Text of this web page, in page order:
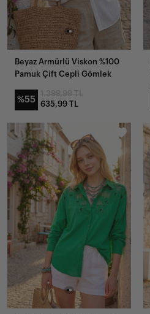
Beyaz Armürlü Viskon %100
Pamuk Çift Cepli Gömlek
%55
635,99 TL